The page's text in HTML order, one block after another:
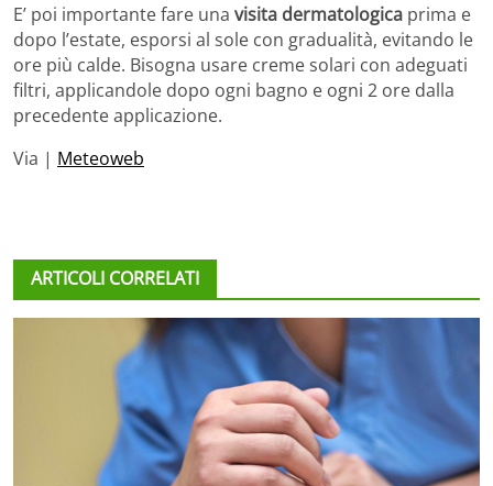
E’ poi importante fare una visita dermatologica prima e
dopo l’estate, esporsi al sole con gradualità, evitando le
ore più calde. Bisogna usare creme solari con adeguati
filtri, applicandole dopo ogni bagno e ogni 2 ore dalla
precedente applicazione.
Via | Meteoweb
ARTICOLI CORRELATI